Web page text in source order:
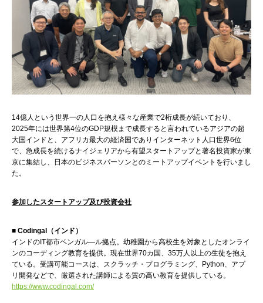
14億人という世界一の人口を抱え様々な産業で2桁成長が続いており、
2025年には世界第4位のGDP規模まで成長すると言われているアジアの超
大国インドと、アフリカ最大の経済国でありインターネット人口世界6位
で、急成長を続けるナイジェリアから有望スタートアップと著名投資家が東
京に集結し、日本のビジネスパーソンとのミートアップイベントを行いまし
た。
参加したスタートアップ及び投資会社
■ Codingal（インド）
インドのIT都市ベンガル―ル拠点。幼稚園から高校生を対象としたオンライ
ンのコーディング教育を提供。現在世界70カ国、35万人以上の生徒を抱え
ている。受講可能コースは、スクラッチ・プログラミング、Python、アプ
リ開発などで、厳選された講師による質の高い教育を提供している。
https://www.codingal.com/